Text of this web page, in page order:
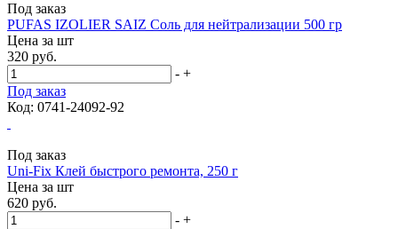
Под заказ
PUFAS IZOLIER SAIZ Соль для нейтрализации 500 гр
Цена за шт
320 руб.
- +
Под заказ
Код: 0741-24092-92
Под заказ
Uni-Fix Клей быстрого ремонта, 250 г
Цена за шт
620 руб.
- +